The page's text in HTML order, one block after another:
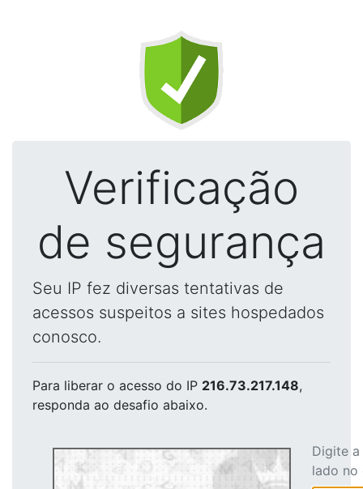
Verificação
de segurança
Seu IP fez diversas tentativas de
acessos suspeitos a sites hospedados
conosco.
Para liberar o acesso do IP 216.73.217.148,
responda ao desafio abaixo.
Digite
lado no